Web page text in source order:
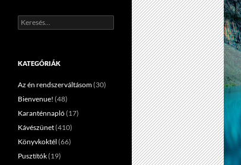
Keresés:
KATEGÓRIÁK
Az én rendszerváltásom(30)
Bienvenue! (48)
Karanténnapló(17)
Kávészünet(410)
Könyvkoktél (66)
Pusztítók(19)